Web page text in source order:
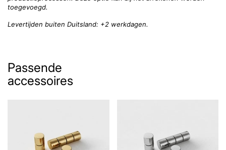
toegevoegd.
Levertijden buiten Duitsland: +2 werkdagen.
Passende
accessoires